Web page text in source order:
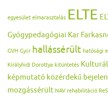
egyesület elmarasztalás ELTE
Gyógypedagógiai Kar
GVH Győr hallássérült hatósági
Királyhidi Dorottya kitüntetés
képmutató közérdekű
mozgássérült NAV rehabilitáció